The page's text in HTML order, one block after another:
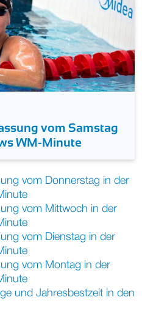
vom Samstag
WM-Minute
vom Donnerstag in der
vom Mittwoch in der
vom Dienstag in der
vom Montag in der
und Jahresbestzeit in den